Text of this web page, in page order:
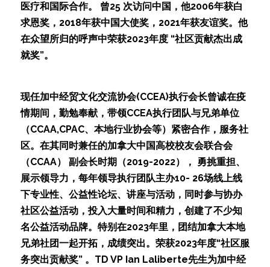
医疗和国际合作。 曾25 次访问中国，他2006年获白
求恩奖，2018年获中国大使奖，2021年获友谊奖。他
在众望所归的呼声中荣获2023年度 “社区贡献杰出成
就奖”。
现任加中经贸文化交流协会(CCEA)执行会长曾诚在疫
情期间，勤勉奉献，带领CCEA执行团队与兄弟单位
（CCAA,CPAC、本地行业协会等）紧密合作，服务社
区。在其同时兼任的加拿大中国高校校友会联合会
（CCAA） 副会长时期（2019-2022）， 勇挑重担、
展示领导力，每年领导执行团队主办10- 26场线上线
下专业性、公益性论坛、讲座与活动，同时参与协办
社区公益活动，投入大量时间和精力，创建了不少知
名公益活动品牌。特别在2023年里，团结加拿大本地
兄弟社团一起开拓，成绩突出。荣获2023年度“社区服
务突出贡献奖” 。TD VP Ian Laliberte先生为加中经